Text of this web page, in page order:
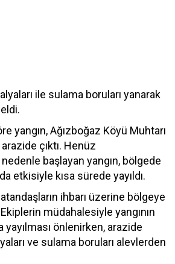
ile sulama boruları yanarak
yangın, Ağızboğaz Köyü Muhtarı
çıktı. Henüz
başlayan yangın, bölgede
etkisiyle kısa sürede yayıldı.
ihbarı üzerine bölgeye
müdahalesiyle yangının
yayılması önlenirken, arazide
ve sulama boruları alevlerden